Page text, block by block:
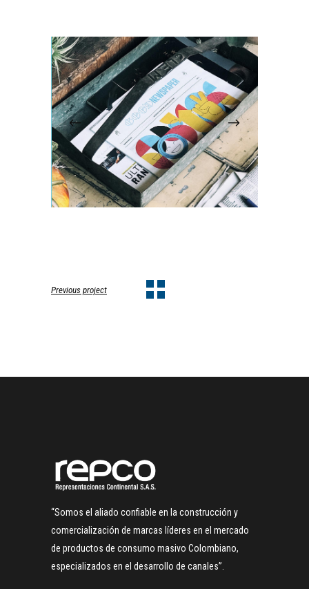
Previous project
“Somos el aliado confiable en la construcción y
comercialización de marcas líderes en el mercado
de productos de consumo masivo Colombiano,
especializados en el desarrollo de canales”.